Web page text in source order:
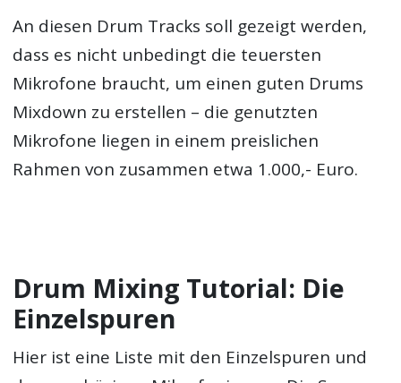
An diesen Drum Tracks soll gezeigt werden,
dass es nicht unbedingt die teuersten
Mikrofone braucht, um einen guten Drums
Mixdown zu erstellen – die genutzten
Mikrofone liegen in einem preislichen
Rahmen von zusammen etwa 1.000,- Euro.
Drum Mixing Tutorial: Die
Einzelspuren
Hier ist eine Liste mit den Einzelspuren und